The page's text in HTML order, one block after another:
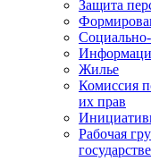
Защита
Социально-
Жилье
Комиссия
их прав
Рабочая